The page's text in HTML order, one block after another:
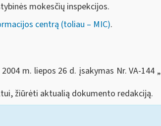
mokesčių inspekcijos.
centrą (toliau – MIC).
m. liepos 26 d. įsakymas Nr. VA-144 „
žiūrėti aktualią dokumento redakciją.